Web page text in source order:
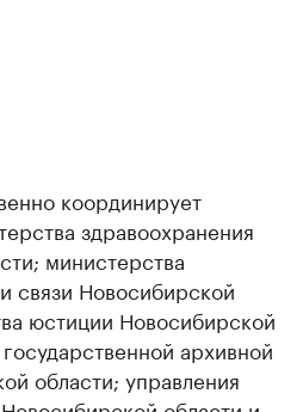
координирует
здравоохранения
министерства
связи Новосибирской
юстиции Новосибирской
архивной
области; управления